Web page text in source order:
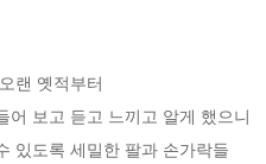
랜 옛적부터
어 보고 듣고 느끼고 알게 했으니
있도록 세밀한 팔과 손가락들